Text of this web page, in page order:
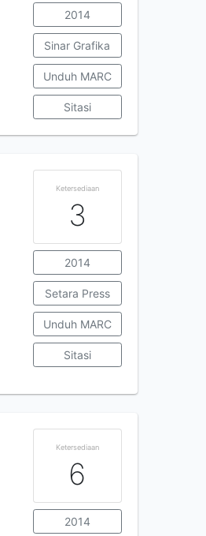
2014
Sinar Grafika
Unduh MARC
Sitasi
Ketersediaan
3
2014
Setara Press
Unduh MARC
Sitasi
Ketersediaan
6
2014